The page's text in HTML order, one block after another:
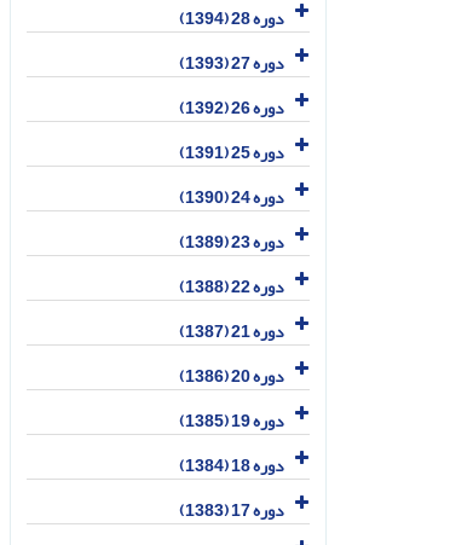
دوره 28 (1394)
دوره 27 (1393)
دوره 26 (1392)
دوره 25 (1391)
دوره 24 (1390)
دوره 23 (1389)
دوره 22 (1388)
دوره 21 (1387)
دوره 20 (1386)
دوره 19 (1385)
دوره 18 (1384)
دوره 17 (1383)